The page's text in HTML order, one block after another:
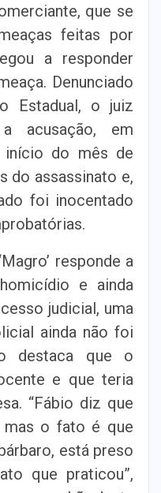
que se
feitas por
a responder
Denunciado
Estadual, o juiz
acusação, em
início do mês de
do assassinato e,
foi inocentado
responde a
e ainda
judicial, uma
ainda não foi
destaca que o
e que teria
“Fábio diz que
mas o fato é que
está preso
que praticou”,